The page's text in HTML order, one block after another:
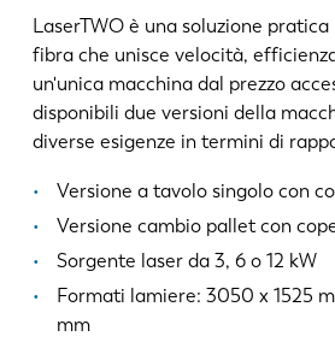
LaserTWO è una soluzione
fibra che unisce velocità,
un'unica macchina dal prezzo
disponibili due versioni della
diverse esigenze in termini di
Versione a tavolo singolo con
Versione cambio pallet con
Sorgente laser da 3, 6 o 12 kW
Formati lamiere: 3050 x 1525
mm
CESOIE
SOFTWARE
SERVIZIO CLIENTI
SU LVD
Notizie
Scopri LVD
Storie di clienti